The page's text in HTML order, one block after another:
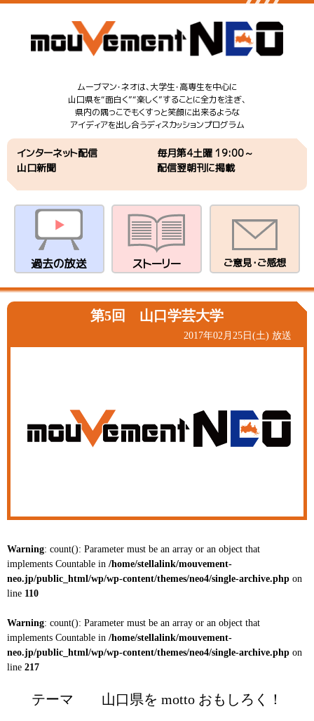
ムーブマン・ネオは、大学生・高専生を中心に
山口県を“面白く”“楽しく”することに全力を注ぎ、
県内の隅っこでもくすっと笑顔に出来るような
アイディアを出し合うディスカッションプログラム
インターネット配信
毎月第4土曜 19:00～
山口新聞
配信翌朝刊に掲載
過去の放送 ストーリー ご意見・ご感想
第5回 山口学芸大学
2017年02月25日(土) 放送
Warning: count(): Parameter must be an array or an object that
implements Countable in /home/stellalink/mouvement-
neo.jp/public_html/wp/wp-content/themes/neo4/single-archive.php on
line 110
Warning: count(): Parameter must be an array or an object that
implements Countable in /home/stellalink/mouvement-
neo.jp/public_html/wp/wp-content/themes/neo4/single-archive.php on
line 217
テーマ 山口県を motto おもしろく！